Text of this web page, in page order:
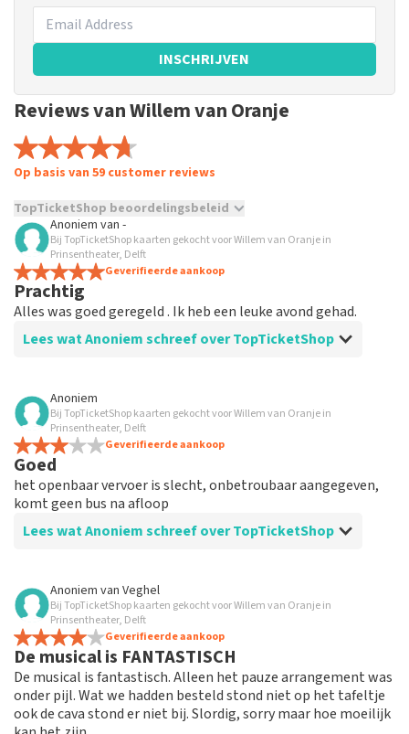
INSCHRIJVEN
Reviews van Willem van Oranje
Op basis van 59 customer reviews
TopTicketShop beoordelingsbeleid
TopTicketShop verzamelt reviews van echte klanten. Het is
niet mogelijk om een review achter te laten als je geen
tickets hebt aangeschaft bij TopTicketShop. Reviews met
grof taalgebruik en/of onwaarheden worden niet geplaatst.
Het kan enkele weken duren voordat een review wordt
geplaatst.
Anoniem van -
Bij TopTicketShop kaarten gekocht voor Willem van Oranje in
Prinsentheater, Delft
Geverifieerde aankoop
Prachtig
Alles was goed geregeld . Ik heb een leuke avond gehad.
Lees wat Anoniem schreef over TopTicketShop
Beoordeling van Anoniem over
Top
Goed geregeld . Kaartjes online ontvangen en werkte
goed allemaal.
Anoniem
Bij TopTicketShop kaarten gekocht voor Willem van Oranje in
Prinsentheater, Delft
Geverifieerde aankoop
Goed
het openbaar vervoer is slecht, onbetroubaar aangegeven,
komt geen bus na afloop
Lees wat Anoniem schreef over TopTicketShop
Beoordeling van Anoniem over
zeer slecht, een ticket van 109,95 wordt
verkocht voor 145,00
Een ticket gekocht voor € 145,00, op de ticket stond €
109,95
Reactie van TopTicketShop
Anoniem van Veghel
Bij TopTicketShop kaarten gekocht voor Willem van Oranje in
Prinsentheater, Delft
Geverifieerde aankoop
De musical is FANTASTISCH
De musical is fantastisch. Alleen het pauze arrangement was
onder pijl. Wat we hadden besteld stond niet op het tafeltje
ook de cava stond er niet bij. Slordig, sorry maar hoe moeilijk